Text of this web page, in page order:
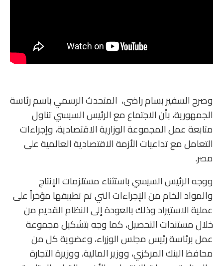
وصرح السفير بسام راضى، المتحدث الرسمي باسم رئاسة
الجمهورية، بأن الاجتماع مع الرئيس السيسي تناول
متابعة عمل المجموعة الوزارية الاقتصادية، وإجراءات
التعامل مع تداعيات الأزمة الاقتصادية العالمية على
مصر.
ووجه الرئيس السيسي باستثناء مستلزمات الإنتاج
والمواد الخام من الإجراءات التي تم تطبيقها مؤخراً على
عملية الاستيراد وذلك بالعودة إلى النظام القديم من
خلال مستندات التحصيل، كما وجه بتشكيل مجموعة
عمل برئاسة رئيس مجلس الوزراء، وعضوية كل من
محافظ البنك المركزي، ووزير المالية، ووزيرة التجارة